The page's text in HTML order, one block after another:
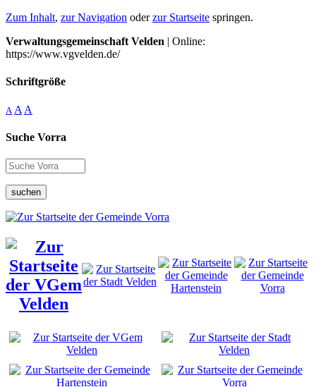
Zum Inhalt, zur Navigation oderzur Startseite springen.
Verwaltungsgemeinschaft Velden | Online:
https://www.vgvelden.de/
Schriftgröße
A A A
Suche Vorra
suchen